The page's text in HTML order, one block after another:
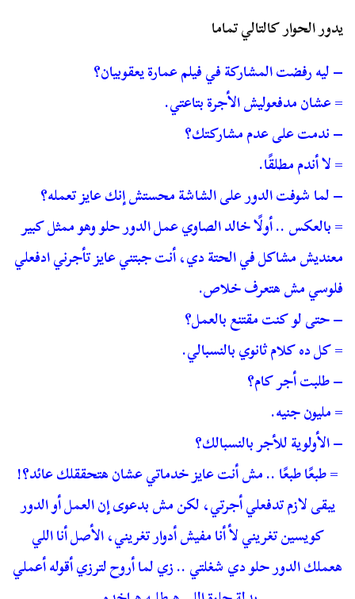
يدور الحوار كالتالي تماما
– ليه رفضت المشاركة في فيلم عمارة يعقوبيان؟
= عشان مدفعوليش الأجرة بتاعتي.
– ندمت على عدم مشاركتك؟
= لا أندم مطلقًا.
– لما شوفت الدور على الشاشة محستش إنك عايز تعمله؟
= بالعكس .. أولًا خالد الصاوي عمل الدور حلو وهو ممثل كبير
معنديش مشاكل في الحتة دي، أنت جبتني عايز تأجرني ادفعلي
فلوسي مش هتعرف خلاص.
– حتى لو كنت مقتنع بالعمل؟
= كل ده كلام ثانوي بالنسبالي.
– طلبت أجر كام؟
= مليون جنيه.
– الأولوية للأجر بالنسبالك؟
= طبعًا طبعًا .. مش أنت عايز خدماتي عشان هتحققلك عائد؟!
يبقى لازم تدفعلي أجرتي، لكن مش بدعوى إن العمل أو الدور
كويسين تغريني لأ أنا مفيش أدوار تغريني، الأصل أنا اللي
هعملك الدور حلو دي شغلتي .. زي لما أروح لترزي أقوله أعملي